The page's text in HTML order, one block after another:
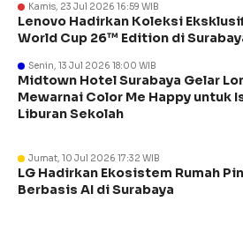
Kamis, 23 Jul 2026 16:59 WIB
Lenovo Hadirkan Koleksi
World Cup 26™ Edition di
Senin, 13 Jul 2026 18:00 WIB
Midtown Hotel Surabaya Gelar
Mewarnai Color Me Happy untuk
Liburan Sekolah
Jumat, 10 Jul 2026 17:32 WIB
LG Hadirkan Ekosistem Rumah
Berbasis AI di Surabaya